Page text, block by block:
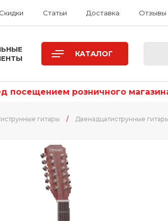
Скидки Статьи Доставка Отзывы
КАТАЛОГ
посещением розничного
гитары / Двенадцатиструнные